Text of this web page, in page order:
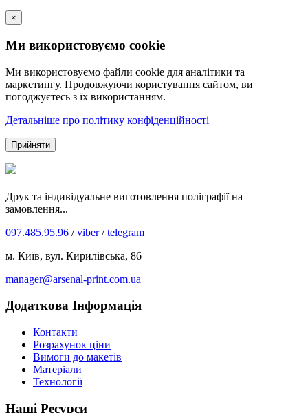
×
Ми використовуємо cookie
Ми використовуємо файли cookie для аналітики та
маркетингу. Продовжуючи користування сайтом, ви
погоджуєтесь з їх використанням.
Детальніше про політику конфіденційності
Прийняти
Друк та індивідуальне виготовлення поліграфії на
замовлення...
097.485.95.96 /viber/telegram
м. Київ, вул. Кирилівська, 86
manager@arsenal-print.com.ua
Додаткова Інформація
Контакти
Розрахунок ціни
Вимоги до макетів
Матеріали
Технології
Наші Ресурси